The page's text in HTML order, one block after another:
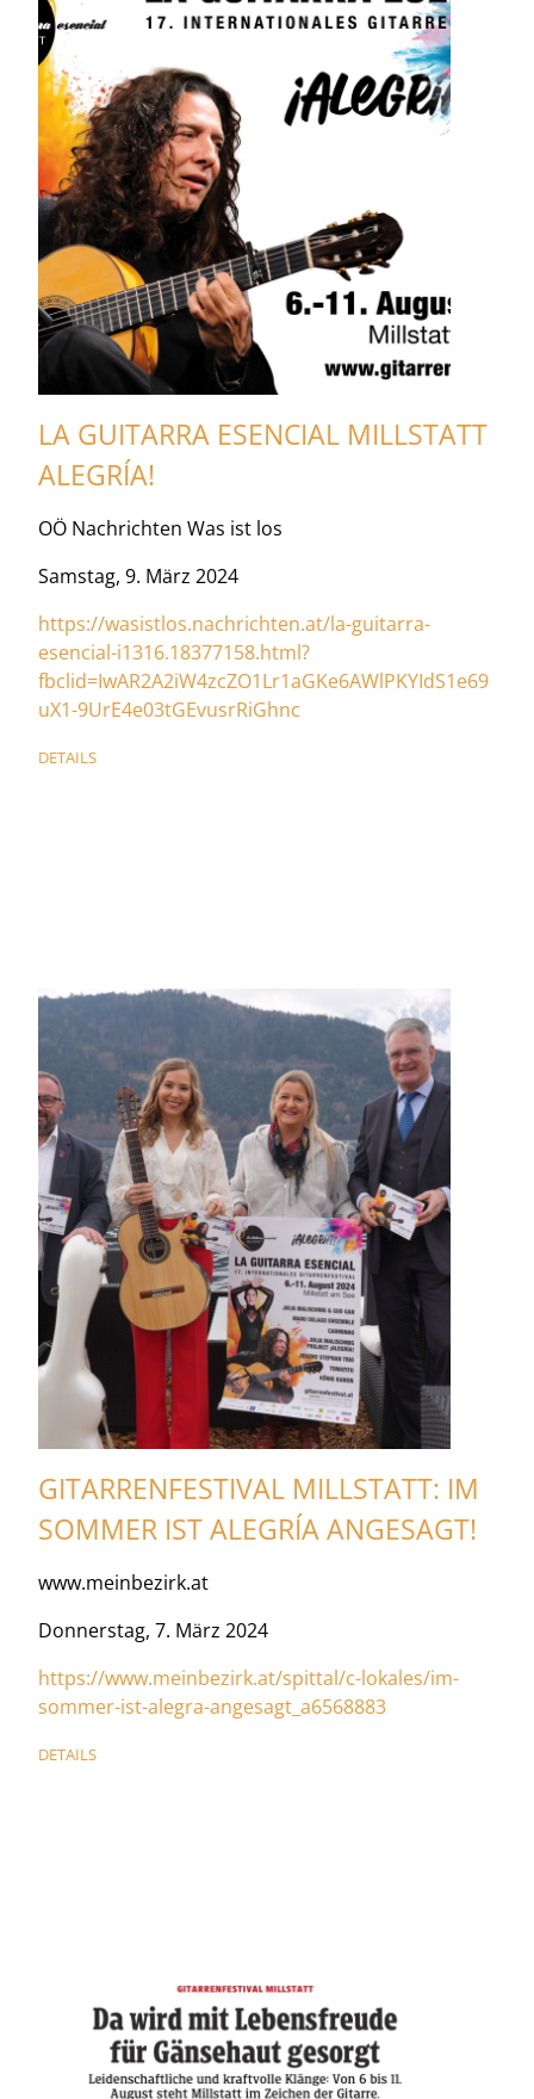
LA GUITARRA ESENCIAL MILLSTATT
ALEGRÍA!
OÖ Nachrichten Was ist los
Samstag, 9. März 2024
https://wasistlos.nachrichten.at/la-guitarra-
esencial-i1316.18377158.html?
fbclid=IwAR2A2iW4zcZO1Lr1aGKe6AWlPKYIdS1e69
uX1-9UrE4e03tGEvusrRiGhnc
DETAILS
GITARRENFESTIVAL MILLSTATT: IM
SOMMER IST ALEGRÍA ANGESAGT!
www.meinbezirk.at
Donnerstag, 7. März 2024
https://www.meinbezirk.at/spittal/c-lokales/im-
sommer-ist-alegra-angesagt_a6568883
DETAILS